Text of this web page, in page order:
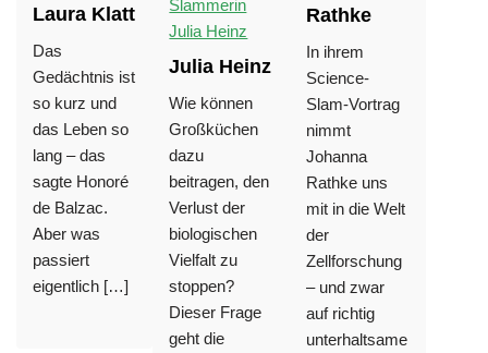
Laura Klatt
Das
Gedächtnis ist
so kurz und
das Leben so
lang – das
sagte Honoré
de Balzac.
Aber was
passiert
eigentlich […]
Julia Heinz
Wie können
Großküchen
dazu
beitragen, den
Verlust der
biologischen
Vielfalt zu
stoppen?
Dieser Frage
geht die
Rathke
In ihrem
Science-
Slam-Vortrag
nimmt
Johanna
Rathke uns
mit in die Welt
der
Zellforschung
– und zwar
auf richtig
unterhaltsame